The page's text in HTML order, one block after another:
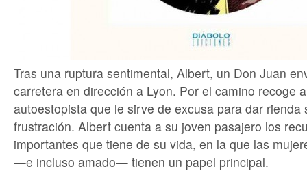
Tras una ruptura sentimental, Albert, un Don Juan
carretera en dirección a Lyon. Por el camino recoge
autoestopista que le sirve de excusa para dar rienda
frustración. Albert cuenta a su joven pasajero los
importantes que tiene de su vida, en la que las
—e incluso amado— tienen un papel principal.